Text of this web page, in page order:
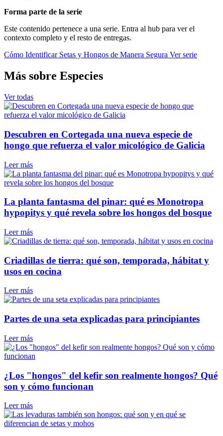
Forma parte de la serie
Este contenido pertenece a una serie. Entra al hub para ver el
contexto completo y el resto de entregas.
Cómo Identificar Setas y Hongos de Manera Segura Ver serie
Más sobre Especies
Ver todas
Descubren en Cortegada una nueva especie de
hongo que refuerza el valor micológico de Galicia
Leer más
La planta fantasma del pinar: qué es Monotropa
hypopitys y qué revela sobre los hongos del bosque
Leer más
Criadillas de tierra: qué son, temporada, hábitat y
usos en cocina
Leer más
Partes de una seta explicadas para principiantes
Leer más
¿Los "hongos" del kefir son realmente hongos? Qué
son y cómo funcionan
Leer más